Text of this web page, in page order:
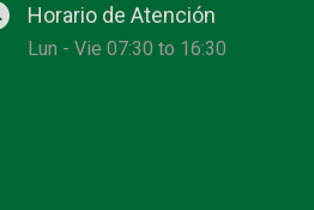
Horario de Atención
Lun - Vie 07:30 to 16:30